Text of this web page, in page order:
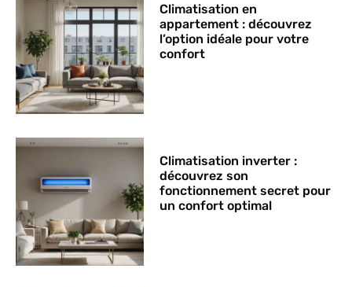
Climatisation en
appartement : découvrez
l’option idéale pour votre
confort
Climatisation inverter :
découvrez son
fonctionnement secret pour
un confort optimal